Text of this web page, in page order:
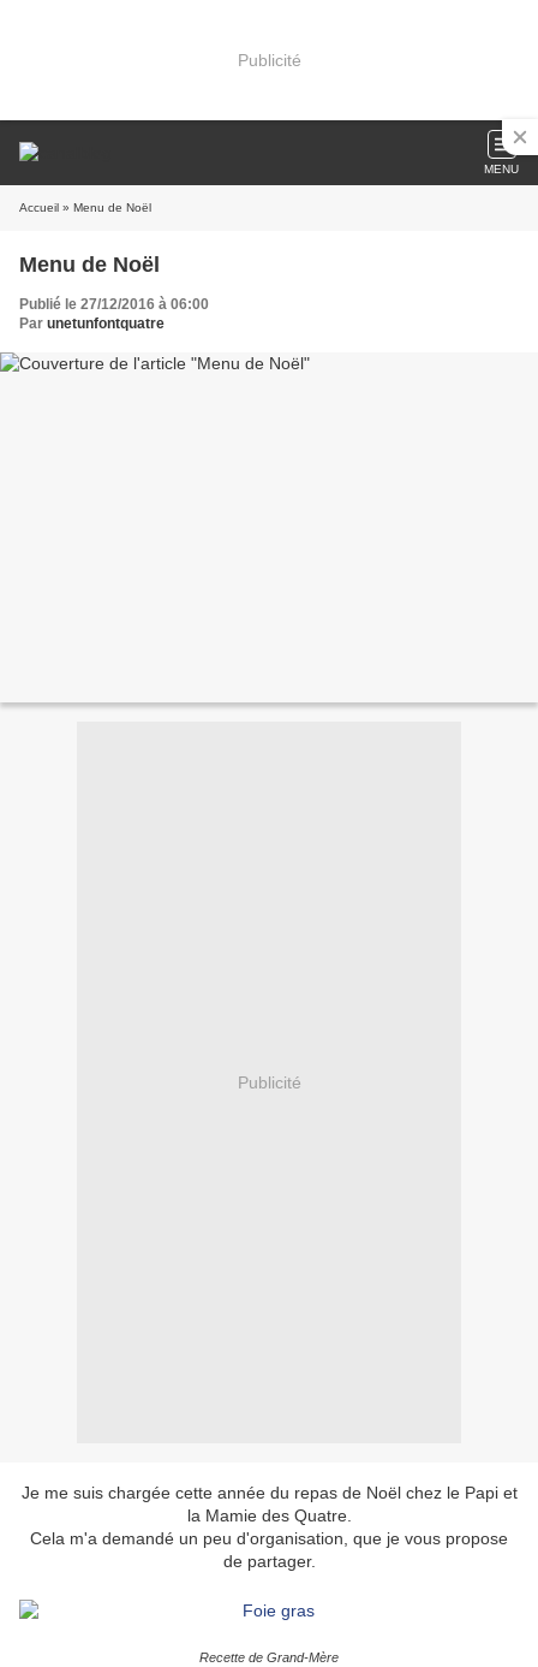
Publicité
MENU
Accueil » Menu de Noël
Menu de Noël
Publié le 27/12/2016 à 06:00
Par unetunfontquatre
Publicité
Je me suis chargée cette année du repas de Noël chez le Papi et
la Mamie des Quatre.
Cela m'a demandé un peu d'organisation, que je vous propose
de partager.
Recette de Grand-Mère